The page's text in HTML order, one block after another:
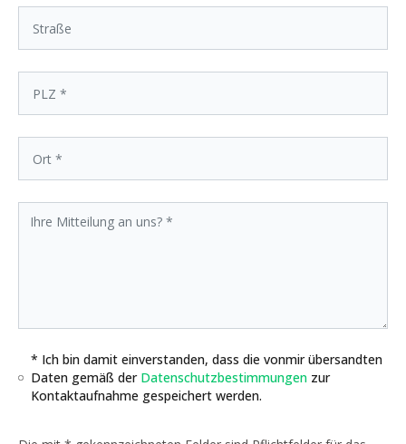
* Ich bin damit einverstanden, dass die vonmir übersandten
Daten gemäß der Datenschutzbestimmungen zur
Kontaktaufnahme gespeichert werden.